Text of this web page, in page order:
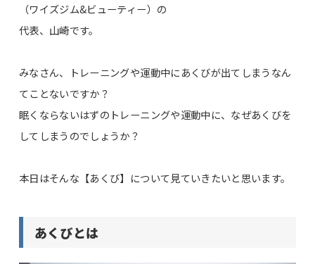
（ワイズジム&ビューティー）の
代表、山崎です。
みなさん、トレーニングや運動中にあくびが出てしまうなん
てことないですか？
眠くならないはずのトレーニングや運動中に、なぜあくびを
してしまうのでしょうか？
本日はそんな【あくび】について見ていきたいと思います。
あくびとは